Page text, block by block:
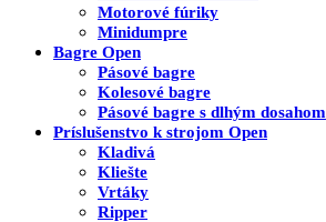
Motorové fúriky
Minidumpre
Bagre Open
Pásové bagre
Kolesové bagre
Pásové bagre s dlhým dosahom
Príslušenstvo k strojom Open
Kladivá
Kliešte
Vrtáky
Ripper